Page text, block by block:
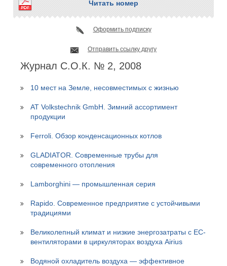
Читать номер
Оформить подписку
Отправить ссылку другу
Журнал С.О.К. № 2, 2008
10 мест на Земле, несовместимых с жизнью
AT Volkstechnik GmbH. Зимний ассортимент
продукции
Ferroli. Обзор конденсационных котлов
GLADIATOR. Современные трубы для
современного отопления
Lamborghini — промышленная серия
Rapido. Современное предприятие с устойчивыми
традициями
Великолепный климат и низкие энергозатраты с ЕС-
вентиляторами в циркуляторах воздуха Airius
Водяной охладитель воздуха — эффективное